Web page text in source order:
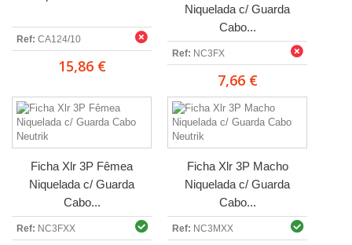
Ref: CA124/10
15,86 €
Niquelada c/ Guarda
Cabo...
Ref: NC3FX
7,66 €
Ficha Xlr 3P Fêmea
Niquelada c/ Guarda
Cabo...
Ref: NC3FXX
Ficha Xlr 3P Macho
Niquelada c/ Guarda
Cabo...
Ref: NC3MXX